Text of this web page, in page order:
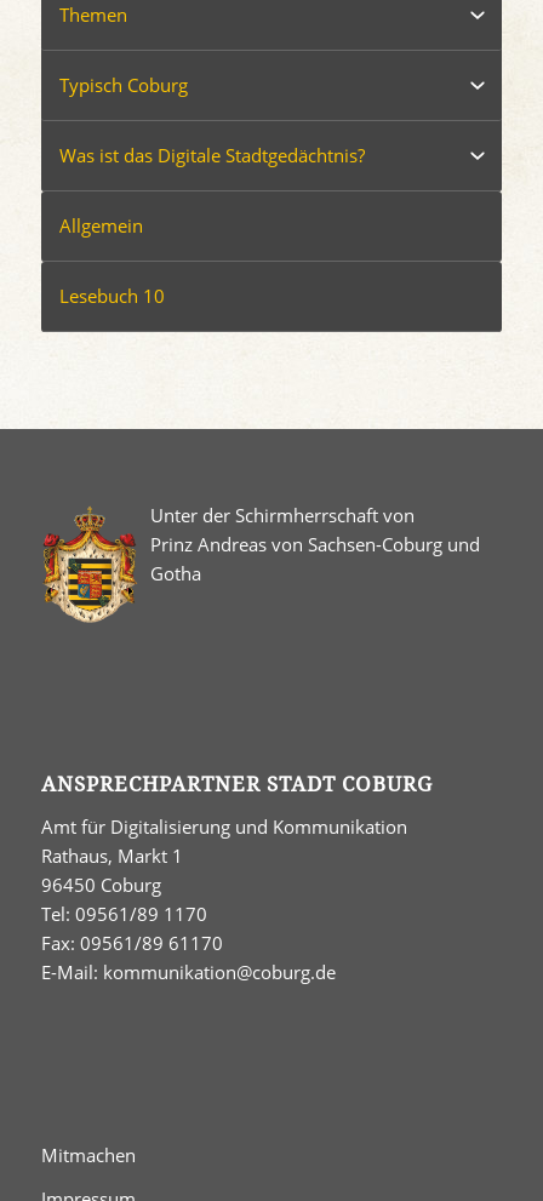
Themen
Typisch Coburg
Was ist das Digitale Stadtgedächtnis?
Allgemein
Lesebuch 10
Unter der Schirmherrschaft von
Prinz Andreas von Sachsen-Coburg und
Gotha
ANSPRECHPARTNER STADT COBURG
Amt für Digitalisierung und Kommunikation
Rathaus, Markt 1
96450 Coburg
Tel: 09561/89 1170
Fax: 09561/89 61170
E-Mail: kommunikation@coburg.de
Mitmachen